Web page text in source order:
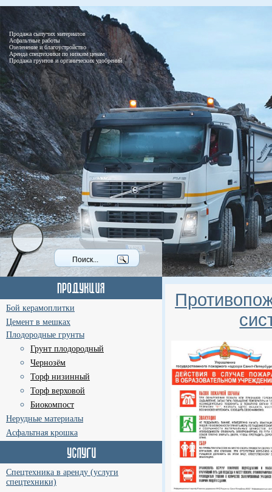
Продажа сыпучих материалов
Асфальтные работы
Озеленение и благоустройство
Аренда спецтехники по низким ценам
Продажа грунтов и органических удобрений
Бой керамоплитки
Цемент в мешках
Плодородные грунты
Грунт плодородный
Чернозём
Торф низинный
Торф верховой
Биокомпост
Нерудные материалы
Асфальтная крошка
Спецтехника в аренду (услуги
спецтехники)